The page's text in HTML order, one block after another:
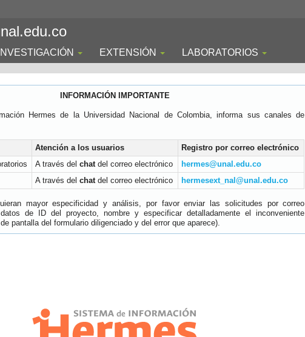
INVESTIGACIÓN EXTENSIÓN LABORATORIOS
INFORMACIÓN IMPORTANTE
Hermes de la Universidad Nacional de Colombia, informa sus canales de
Atención a los usuarios
Registro por correo electrónico
A través del chatdel correo electrónico
hermes@unal.edu.co
A través del chatdel correo electrónico hermesext_nal@unal.edu.co
mayor especificidad y análisis, por favor enviar las solicitudes por correo
de ID del proyecto, nombre y especificar detalladamente el inconveniente
pantalla del formulario diligenciado y del error que aparece).